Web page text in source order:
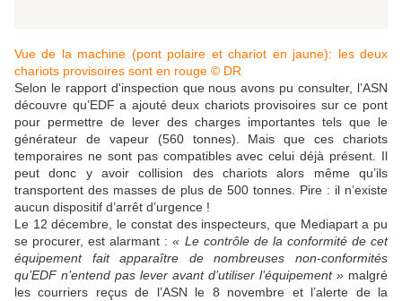
Vue de la machine (pont polaire et chariot en jaune): les deux
chariots provisoires sont en rouge © DR
Selon le rapport d'inspection que nous avons pu consulter, l’ASN
découvre qu’EDF a ajouté deux chariots provisoires sur ce pont
pour permettre de lever des charges importantes tels que le
générateur de vapeur (560 tonnes). Mais que ces chariots
temporaires ne sont pas compatibles avec celui déjà présent. Il
peut donc y avoir collision des chariots alors même qu’ils
transportent des masses de plus de 500 tonnes. Pire : il n’existe
aucun dispositif d’arrêt d’urgence !
Le 12 décembre, le constat des inspecteurs, que Mediapart a pu
se procurer, est alarmant :« Le contrôle de la conformité de cet
équipement fait apparaître de nombreuses non-conformités
qu’EDF n’entend pas lever avant d’utiliser l’équipement » malgré
les courriers reçus de l’ASN le 8 novembre et l’alerte de la